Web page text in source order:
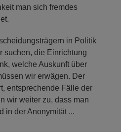
man sich fremdes
in Politik
suchen, die Einrichtung
welche Auskunft über
wir erwägen. Der
entsprechende Fälle der
wir weiter zu, dass man
in der Anonymität ...